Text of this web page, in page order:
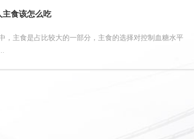
主食该怎么吃
主食是占比较大的一部分，主食的选择对控制血糖水平